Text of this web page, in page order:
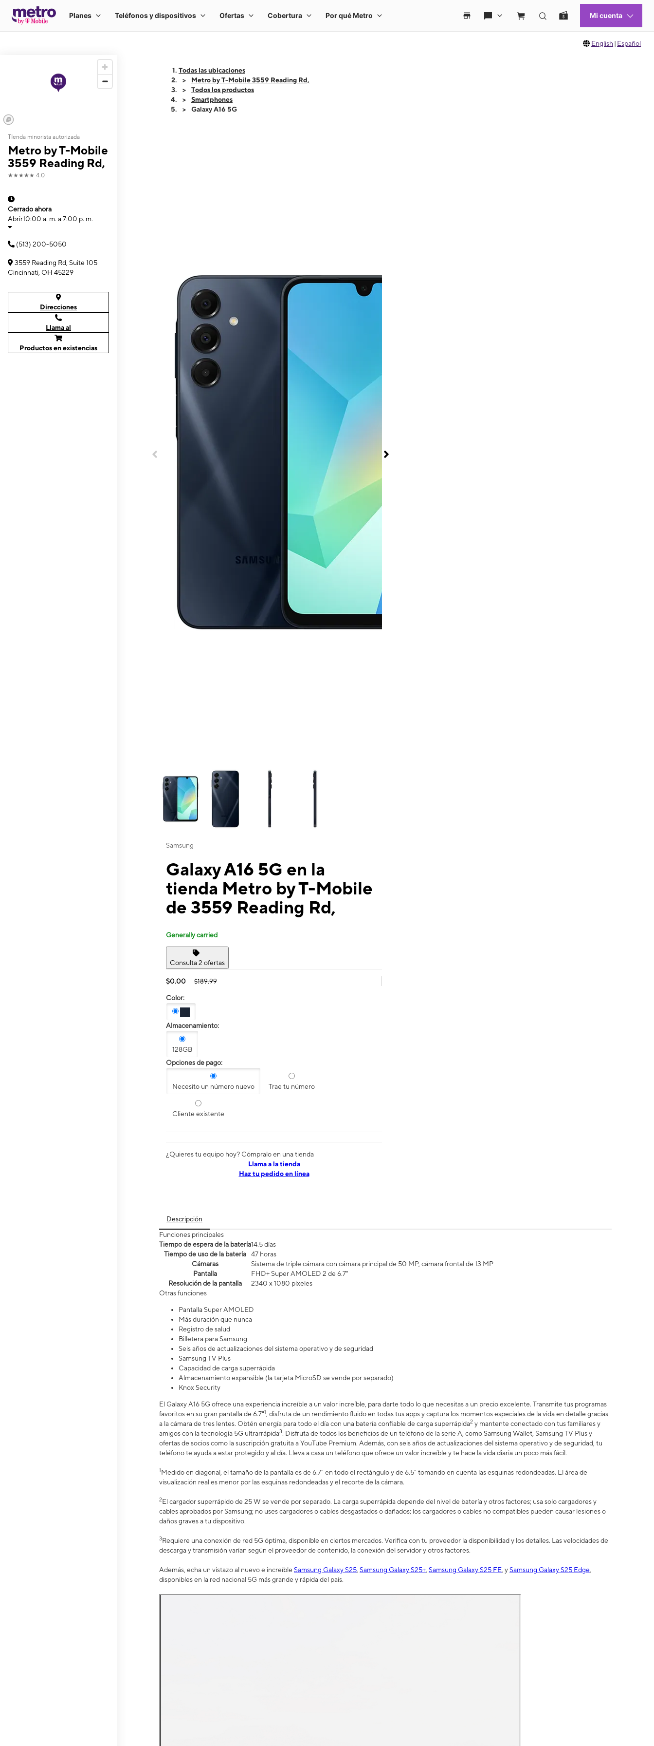
English | Español
TIenda minorista autorizada
Metro by T-Mobile
3559 Reading Rd,
★★★★★ 4.0
Cerrado ahora
Abrir10:00 a. m. a 7:00 p. m.
(513) 200-5050
3559 Reading Rd, Suite 105
Cincinnati, OH 45229
Direcciones
Llama al
Productos en existencias
Todas las ubicaciones
Metro by T-Mobile 3559 Reading Rd,
Todos los productos
Smartphones
Galaxy A16 5G
This carousel contains a column of small thumbnails. Selecting a thumbnail will change the main image in the carousel that follows. Use the Previous and Next
Samsung
Galaxy A16 5G en la
tienda Metro by T-Mobile
de 3559 Reading Rd,
Generally carried
Consulta 2 ofertas
$0.00 $189.99
Color:
Almacenamiento:
128GB
Opciones de pago:
Necesito un número nuevo Trae tu número
Cliente existente
¿Quieres tu equipo hoy? Cómpralo en una tienda
​​​​​​​Llama a la tienda
Haz tu pedido en línea
Descripción
Funciones principales
Tiempo de espera de la batería14.5 días
Tiempo de uso de la batería
47 horas
Cámaras
Sistema de triple cámara con cámara principal de 50 MP, cámara frontal de 13 MP
Pantalla
FHD+ Super AMOLED 2 de 6.7"
Resolución de la pantalla
2340 x 1080 píxeles
Otras funciones
Pantalla Super AMOLED
Más duración que nunca
Registro de salud
Billetera para Samsung
Seis años de actualizaciones del sistema operativo y de seguridad
Samsung TV Plus
Capacidad de carga superrápida
Almacenamiento expansible (la tarjeta MicroSD se vende por separado)
Knox Security
El Galaxy A16 5G ofrece una experiencia increíble a un valor increíble, para darte todo lo que necesitas a un precio excelente. Transmite tus programas
favoritos en su gran pantalla de 6.7"1 , disfruta de un rendimiento fluido en todas tus apps y captura los momentos especiales de la vida en detalle gracias
a la cámara de tres lentes. Obtén energía para todo el día con una batería confiable de carga superrápida2 y mantente conectado con tus familiares y
amigos con la tecnología 5G ultrarrápida3. Disfruta de todos los beneficios de un teléfono de la serie A, como Samsung Wallet, Samsung TV Plus y
ofertas de socios como la suscripción gratuita a YouTube Premium. Además, con seis años de actualizaciones del sistema operativo y de seguridad, tu
teléfono te ayuda a estar protegido y al día. Lleva a casa un teléfono que ofrece un valor increíble y te hace la vida diaria un poco más fácil.
1Medido en diagonal, el tamaño de la pantalla es de 6.7" en todo el rectángulo y de 6.5" tomando en cuenta las esquinas redondeadas. El área de
visualización real es menor por las esquinas redondeadas y el recorte de la cámara.
2El cargador superrápido de 25 W se vende por separado. La carga superrápida depende del nivel de batería y otros factores; usa solo cargadores y
cables aprobados por Samsung; no uses cargadores o cables desgastados o dañados; los cargadores o cables no compatibles pueden causar lesiones o
daños graves a tu dispositivo.
3Requiere una conexión de red 5G óptima, disponible en ciertos mercados. Verifica con tu proveedor la disponibilidad y los detalles. Las velocidades de
descarga y transmisión varían según el proveedor de contenido, la conexión del servidor y otros factores.
Además, echa un vistazo al nuevo e increíble Samsung Galaxy S25 Samsung Galaxy S25+ Samsung Galaxy S25 FE , ySamsung Galaxy S25 Edge
disponibles en la red nacional 5G más grande y rápida del país.